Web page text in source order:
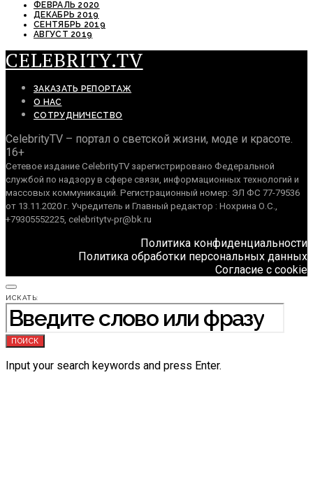
ФЕВРАЛЬ 2020
ДЕКАБРЬ 2019
СЕНТЯБРЬ 2019
АВГУСТ 2019
CELEBRITY.TV
ЗАКАЗАТЬ РЕПОРТАЖ
О НАС
СОТРУДНИЧЕСТВО
CelebrityTV – портал о светской жизни, моде и красоте.
16+
Сетевое издание CelebrityTV зарегистрировано Федеральной
службой по надзору в сфере связи, информационных технологий и
массовых коммуникаций. Регистрационный номер: ЭЛ ФС 77-79536
от 13.11.2020 г. Учредитель и Главный редактор : Нохрина О.С.,
+79305552225, celebritytv-pr@bk.ru
Политика конфиденциальности
Политика обработки персональных данных
Согласие с cookie
ИСКАТЬ:
ПОИСК
Input your search keywords and press Enter.